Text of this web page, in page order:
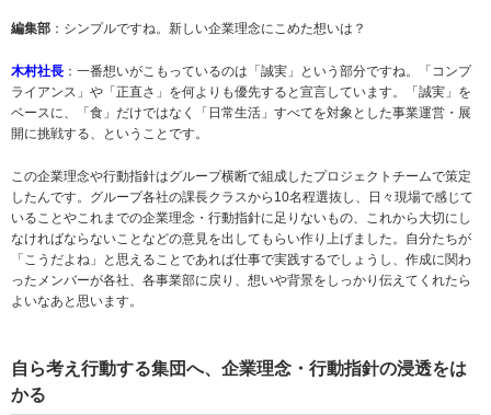
編集部 ：シンプルですね。新しい企業理念にこめた想いは？
木村社長 ：一番想いがこもっているのは「誠実」という部分ですね。「コンプ
ライアンス」や「正直さ」を何よりも優先すると宣言しています。「誠実」を
ベースに、「食」だけではなく「日常生活」すべてを対象とした事業運営・展
開に挑戦する、ということです。
この企業理念や行動指針はグループ横断で組成したプロジェクトチームで策定
したんです。グループ各社の課長クラスから10名程選抜し、日々現場で感じて
いることやこれまでの企業理念・行動指針に足りないもの、これから大切にし
なければならないことなどの意見を出してもらい作り上げました。自分たちが
「こうだよね」と思えることであれば仕事で実践するでしょうし、作成に関わ
ったメンバーが各社、各事業部に戻り、想いや背景をしっかり伝えてくれたら
よいなあと思います。
自ら考え行動する集団へ、企業理念・行動指針の浸透をは
かる